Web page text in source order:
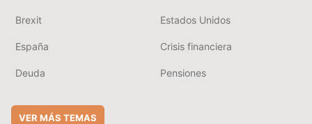
Brexit Estados Unidos
España Crisis financiera
Deuda Pensiones
VER MÁS TEMAS